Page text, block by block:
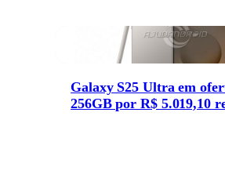
Galaxy S25 Ultra em
256GB por R$ 5.019,10